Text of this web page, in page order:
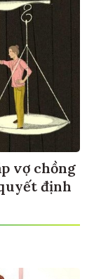
vợ chồng
định